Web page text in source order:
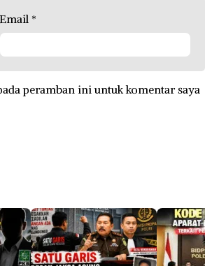
Email *
peramban ini untuk komentar saya